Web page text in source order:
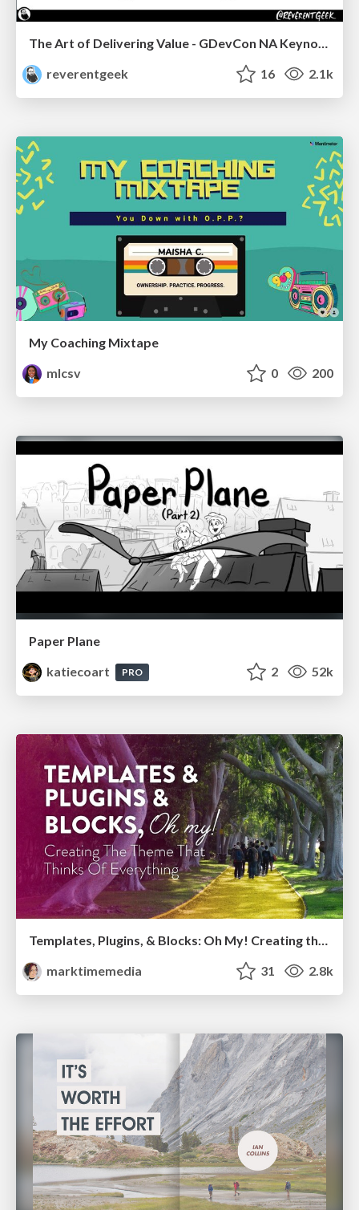
The Art of Delivering Value - GDevCon NA Keynote
reverentgeek
16 2.1k
My Coaching Mixtape
mlcsv
0 200
Paper Plane
katiecoart
PRO 2 52k
marktimemedia
31 2.8k